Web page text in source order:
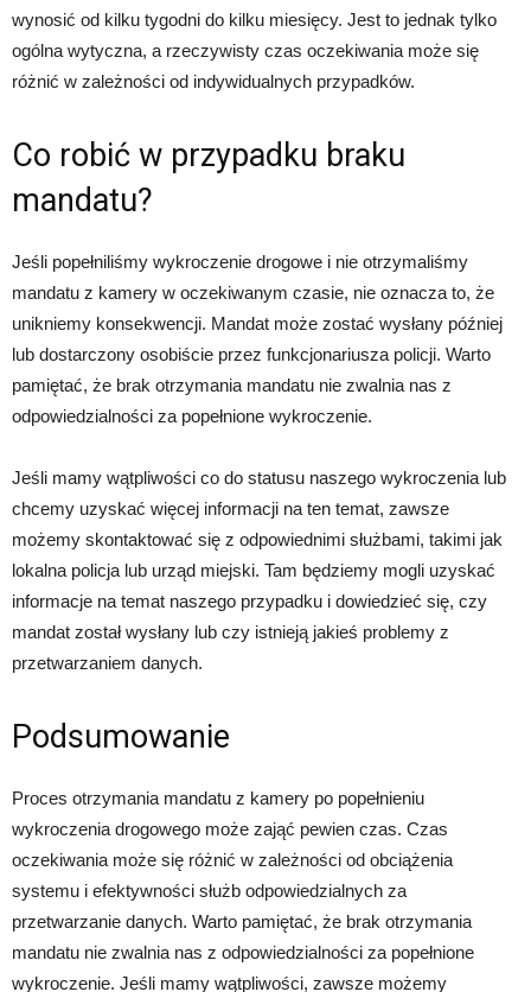
wynosić od kilku tygodni do kilku miesięcy. Jest to jednak tylko
ogólna wytyczna, a rzeczywisty czas oczekiwania może się
różnić w zależności od indywidualnych przypadków.
Co robić w przypadku braku
mandatu?
Jeśli popełniliśmy wykroczenie drogowe i nie otrzymaliśmy
mandatu z kamery w oczekiwanym czasie, nie oznacza to, że
unikniemy konsekwencji. Mandat może zostać wysłany później
lub dostarczony osobiście przez funkcjonariusza policji. Warto
pamiętać, że brak otrzymania mandatu nie zwalnia nas z
odpowiedzialności za popełnione wykroczenie.
Jeśli mamy wątpliwości co do statusu naszego wykroczenia lub
chcemy uzyskać więcej informacji na ten temat, zawsze
możemy skontaktować się z odpowiednimi służbami, takimi jak
lokalna policja lub urząd miejski. Tam będziemy mogli uzyskać
informacje na temat naszego przypadku i dowiedzieć się, czy
mandat został wysłany lub czy istnieją jakieś problemy z
przetwarzaniem danych.
Podsumowanie
Proces otrzymania mandatu z kamery po popełnieniu
wykroczenia drogowego może zająć pewien czas. Czas
oczekiwania może się różnić w zależności od obciążenia
systemu i efektywności służb odpowiedzialnych za
przetwarzanie danych. Warto pamiętać, że brak otrzymania
mandatu nie zwalnia nas z odpowiedzialności za popełnione
wykroczenie. Jeśli mamy wątpliwości, zawsze możemy